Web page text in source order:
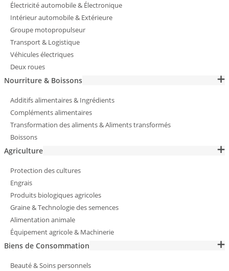
Électricité automobile & Électronique
Intérieur automobile & Extérieure
Groupe motopropulseur
Transport & Logistique
Véhicules électriques
Deux roues
Nourriture & Boissons
Additifs alimentaires & Ingrédients
Compléments alimentaires
Transformation des aliments & Aliments transformés
Boissons
Agriculture
Protection des cultures
Engrais
Produits biologiques agricoles
Graine & Technologie des semences
Alimentation animale
Équipement agricole & Machinerie
Biens de Consommation
Beauté & Soins personnels